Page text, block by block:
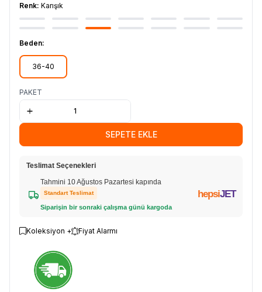
Renk: Karışık
Beden:
36-40
PAKET
SEPETE EKLE
Teslimat Seçenekleri
Tahmini 10 Ağustos Pazartesi kapında
Standart Teslimat
Siparişin bir sonraki çalışma günü kargoda
hepsiJET
Koleksiyon + Fiyat Alarmı